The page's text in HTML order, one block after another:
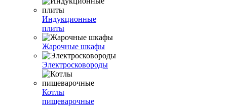
Индукционные
плиты
Жарочные шкафы
Электросковороды
Котлы
пищеварочные